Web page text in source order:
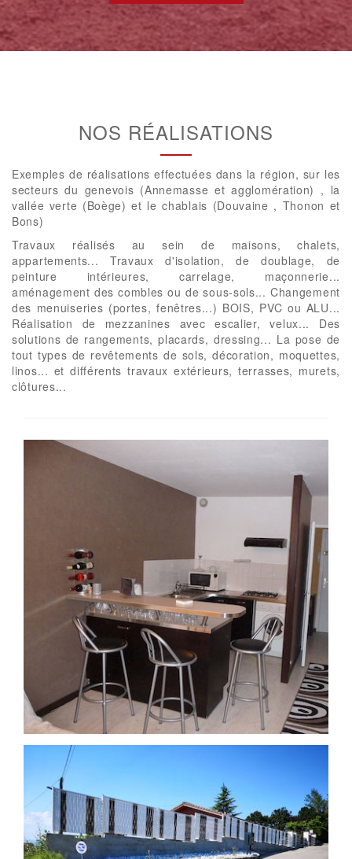
NOS RÉALISATIONS
Exemples de réalisations effectuées dans la région, sur les
secteurs du genevois (Annemasse et agglomération) , la
vallée verte (Boège) et le chablais (Douvaine , Thonon et
Bons)
Travaux réalisés au sein de maisons, chalets,
appartements... Travaux d'isolation, de doublage, de
peinture intérieures, carrelage, maçonnerie...
aménagement des combles ou de sous-sols... Changement
des menuiseries (portes, fenêtres...) BOIS, PVC ou ALU...
Réalisation de mezzanines avec escalier, velux... Des
solutions de rangements, placards, dressing... La pose de
tout types de revêtements de sols, décoration, moquettes,
linos... et différents travaux extérieurs, terrasses, murets,
clôtures...